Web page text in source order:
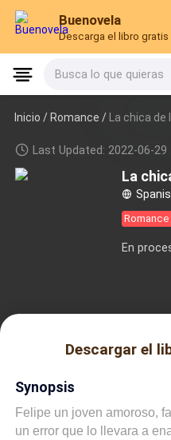
Buenovela
Descarga el libro gratis
Busca lo que quieras
Inicio /Romance / La chica de
Last Updated: 2022-06-29
La
Romance
En
Descargar el
Synopsis
Felipe un joven amoroso,
un error que lo llevara a